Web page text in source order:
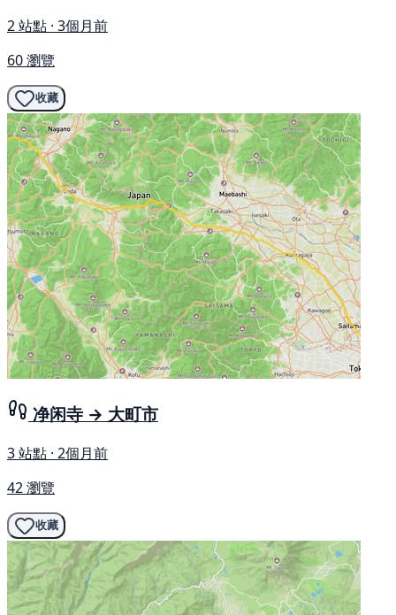
2 站點 · 3個月前
60 瀏覽
收藏
净闲寺 → 大町市
3 站點 · 2個月前
42 瀏覽
收藏